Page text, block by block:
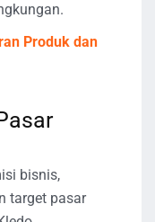
Produk dan
bisnis,
target pasar